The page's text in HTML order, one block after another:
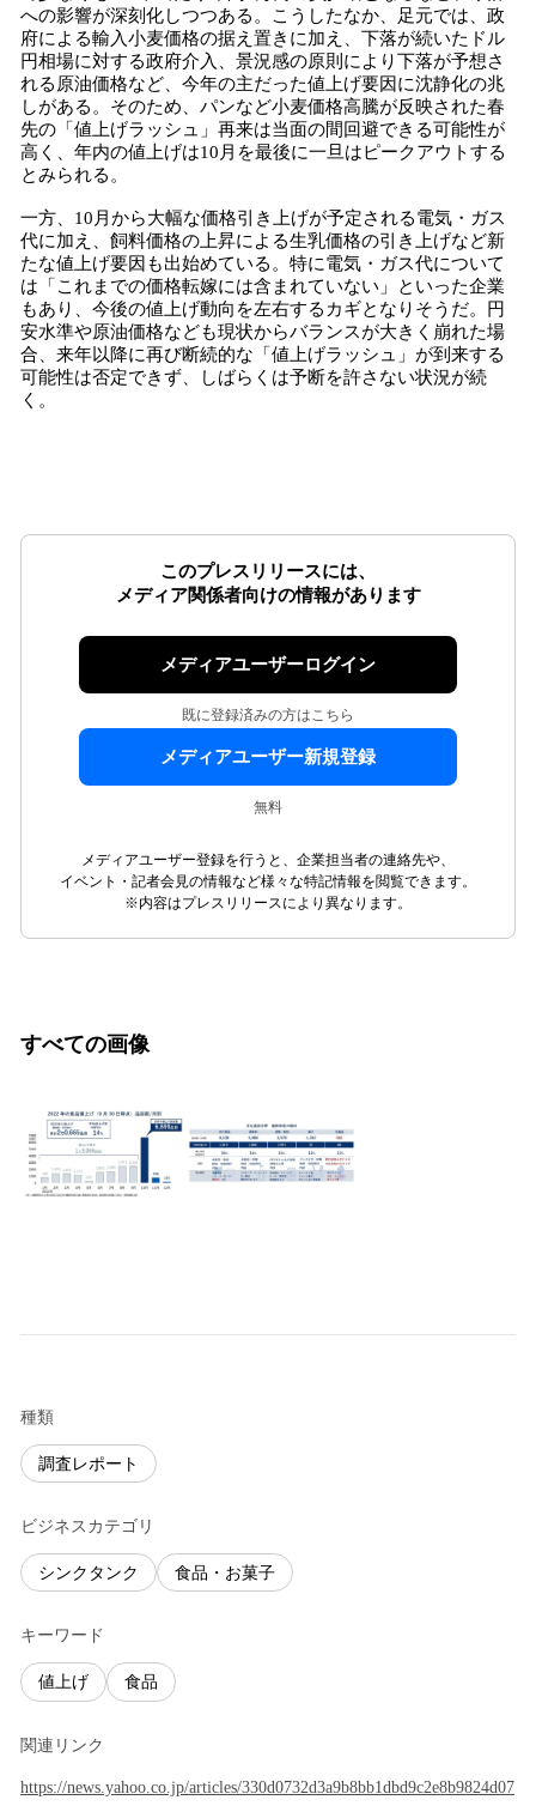
への影響が深刻化しつつある。こうしたなか、足元では、政
府による輸入小麦価格の据え置きに加え、下落が続いたドル
円相場に対する政府介入、景況感の原則により下落が予想さ
れる原油価格など、今年の主だった値上げ要因に沈静化の兆
しがある。そのため、パンなど小麦価格高騰が反映された春
先の「値上げラッシュ」再来は当面の間回避できる可能性が
高く、年内の値上げは10月を最後に一旦はピークアウトする
とみられる。
一方、10月から大幅な価格引き上げが予定される電気・ガス
代に加え、飼料価格の上昇による生乳価格の引き上げなど新
たな値上げ要因も出始めている。特に電気・ガス代について
は「これまでの価格転嫁には含まれていない」といった企業
もあり、今後の値上げ動向を左右するカギとなりそうだ。円
安水準や原油価格なども現状からバランスが大きく崩れた場
合、来年以降に再び断続的な「値上げラッシュ」が到来する
可能性は否定できず、しばらくは予断を許さない状況が続
く。
このプレスリリースには、
メディア関係者向けの情報があります
メディアユーザーログイン
既に登録済みの方はこちら
メディアユーザー新規登録
無料
メディアユーザー登録を行うと、企業担当者の連絡先や、
イベント・記者会見の情報など様々な特記情報を閲覧できます。
※内容はプレスリリースにより異なります。
すべての画像
種類
調査レポート
ビジネスカテゴリ
シンクタンク 食品・お菓子
キーワード
値上げ 食品
関連リンク
https://news.yahoo.co.jp/articles/330d0732d3a9b8bb1dbd9c2e8b9824d07